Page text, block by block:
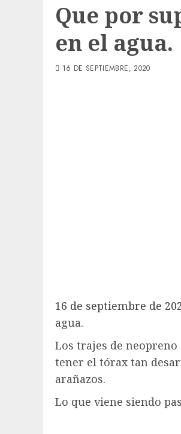
Que por
en el agua.
16 DE SEPTIEMBRE, 2020
16 de septiembre de
agua.
Los trajes de
tener el tórax tan
arañazos.
Lo que viene siendo